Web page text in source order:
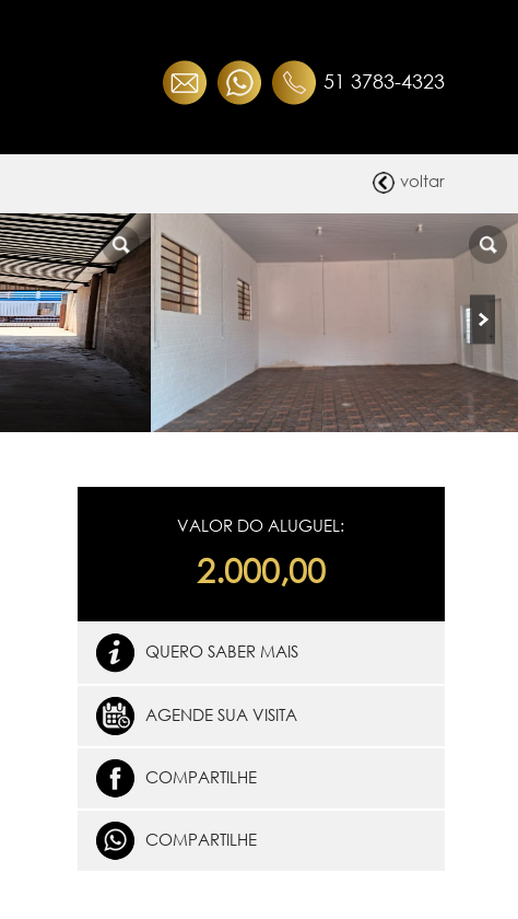
51 3783-4323
voltar
VALOR DO ALUGUEL:
2.000,00
QUERO SABER MAIS
AGENDE SUA VISITA
COMPARTILHE
COMPARTILHE